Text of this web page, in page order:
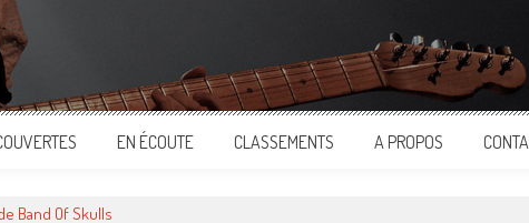
EN ÉCOUTE CLASSEMENTS A PROPOS
Band Of Skulls